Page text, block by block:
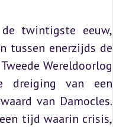
twintigste eeuw,
tussen enerzijds de
Wereldoorlog
dreiging van een
van Damocles.
tijd waarin crisis,